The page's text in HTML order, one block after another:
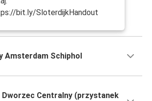
bit.ly/SloterdijkHandout
Amsterdam Schiphol
Centralny (przystanek